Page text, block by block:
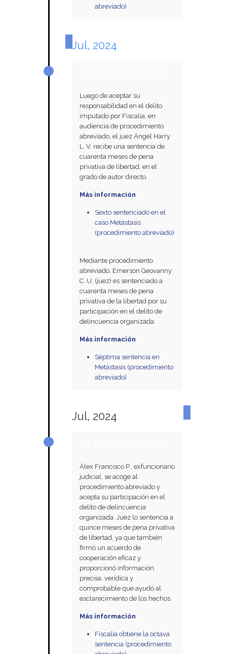
abreviado)
Jul, 2024
Luego de aceptar su
responsabilidad en el delito
imputado por Fiscalía, en
audiencia de procedimiento
abreviado, el juez Ángel Harry
L. V. recibe una sentencia de
cuarenta meses de pena
privativa de libertad, en el
grado de autor directo.
Más información
Sexto sentenciado en el
caso Metástasis
(procedimiento abreviado)
Mediante procedimiento
abreviado, Emerson Geovanny
C. U. (juez) es sentenciado a
cuarenta meses de pena
privativa de la libertad por su
participación en el delito de
delincuencia organizada.
Más información
Séptima sentencia en
Metástasis (procedimiento
abreviado)
Jul, 2024
Álex Francisco P., exfuncionario
judicial, se acoge al
procedimiento abreviado y
acepta su participación en el
delito de delincuencia
organizada. Juez lo sentencia a
quince meses de pena privativa
de libertad, ya que también
firmó un acuerdo de
cooperación eficaz y
proporcionó información
precisa, verídica y
comprobable que ayudó al
esclarecimiento de los hechos.
Más información
Fiscalía obtiene la octava
sentencia (procedimiento